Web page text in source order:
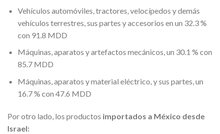
Vehículos automóviles, tractores, velocípedos y demás
vehículos terrestres, sus partes y accesorios en un 32.3 %
con 91.8 MDD
Máquinas, aparatos y artefactos mecánicos, un 30.1 % con
85.7 MDD
Máquinas, aparatos y material eléctrico, y sus partes, un
16.7 % con 47.6 MDD
Por otro lado, los productos importados a México desde
Israel: